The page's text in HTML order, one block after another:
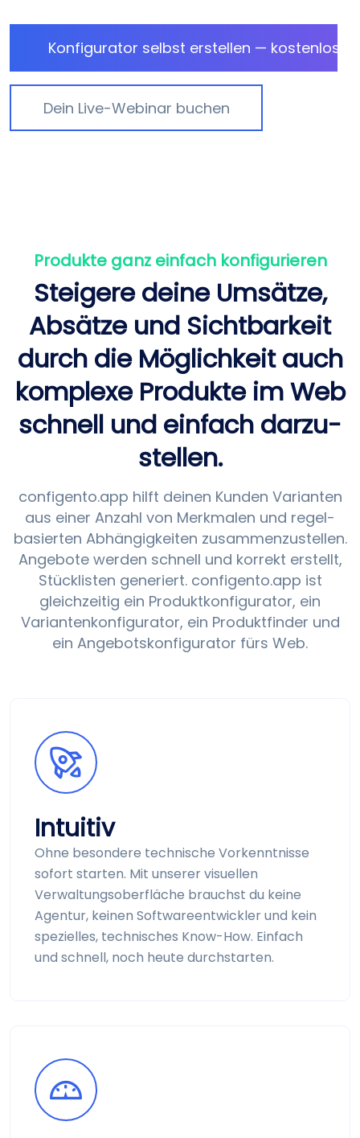
Konfigurator selbst erstellen — kostenlos
Dein Live-Webinar buchen
Produkte ganz einfach konfigurieren
Steigere deine Umsätze,
Absätze und Sichtbarkeit
durch die Möglichkeit auch
komplexe Produkte im Web
schnell und einfach darzu­
stellen.
configento.app hilft deinen Kunden Varianten
aus einer Anzahl von Merkmalen und regel­
basierten Abhängig­keiten zusammen­zustellen.
Angebote werden schnell und korrekt erstellt,
Stück­listen generiert. configento.app ist
gleichzeitig ein Produkt­konfigurator, ein
Varianten­konfigurator, ein Produkt­finder und
ein Angebots­konfigurator fürs Web.
Intuitiv
Ohne besondere technische Vorkenntnisse
sofort starten. Mit unserer visuellen
Verwaltungs­oberfläche brauchst du keine
Agentur, keinen Software­entwickler und kein
spezielles, technisches Know-How. Einfach
und schnell, noch heute durch­starten.